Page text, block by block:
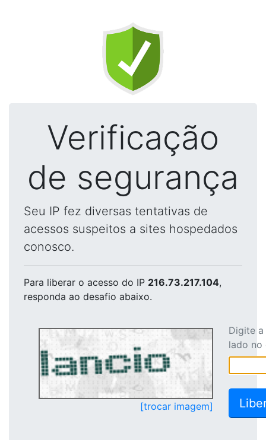
Verificação
de segurança
Seu IP fez diversas tentativas de
acessos suspeitos a sites hospedados
conosco.
Para liberar o acesso do IP 216.73.217.104,
responda ao desafio abaixo.
[trocar imagem]
Digite
lado no